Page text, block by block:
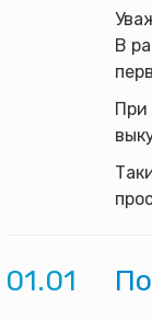
В
При
01.01